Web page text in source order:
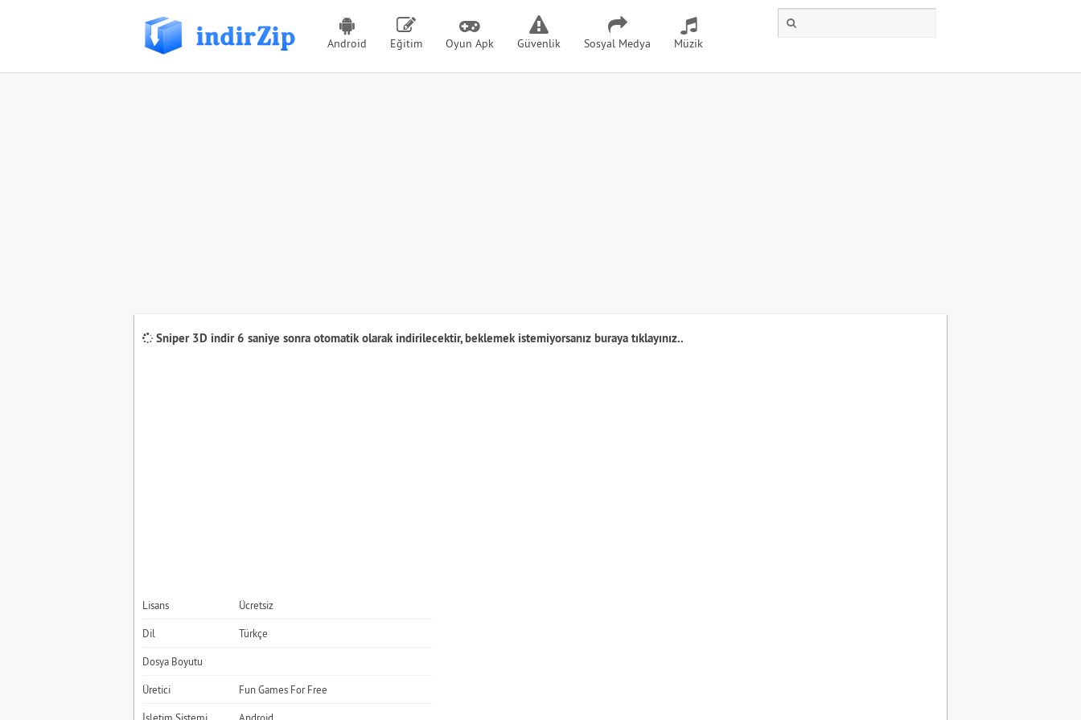
Android Eğitim Oyun Apk Güvenlik Sosyal Medya Müzik
Sniper 3D indir5 saniye sonra otomatik olarak indirilecektir, beklemek istemiyorsanız buraya tıklayınız..
Lisans Ücretsiz
Dil Türkçe
Dosya Boyutu
Üretici Fun Games For Free